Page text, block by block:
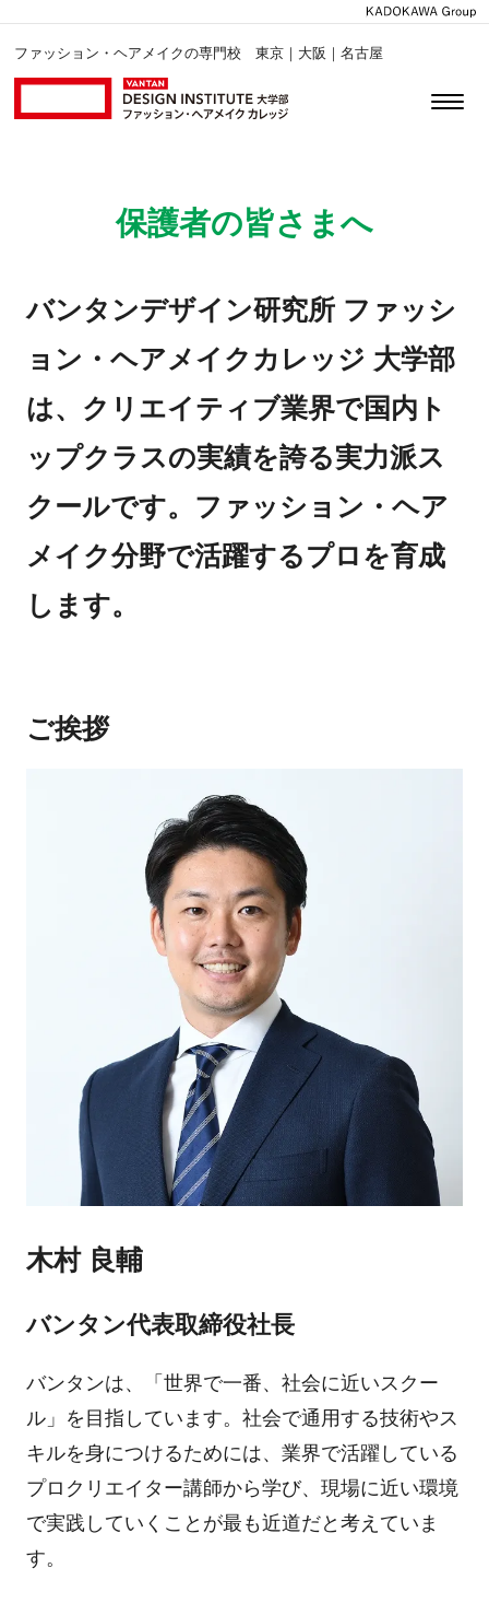
ファッション・ヘアメイクの専門校 東京｜大阪｜名古屋
保護者の皆さまへ
バンタンデザイン研究所 ファッシ
ョン・ヘアメイクカレッジ 大学部
は、クリエイティブ業界で国内ト
ップクラスの実績を誇る実力派ス
クールです。ファッション・ヘア
メイク分野で活躍するプロを育成
します。
ご挨拶
木村 良輔
バンタン代表取締役社長
バンタンは、「世界で一番、社会に近いスクー
ル」を目指しています。社会で通用する技術やス
キルを身につけるためには、業界で活躍している
プロクリエイター講師から学び、現場に近い環境
で実践していくことが最も近道だと考えていま
す。